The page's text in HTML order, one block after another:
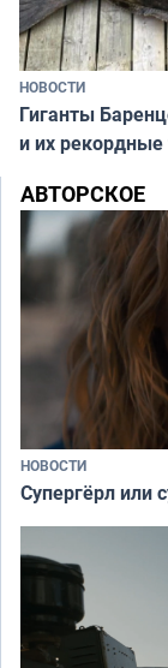
НОВОСТИ
Гиганты
и их
АВТОРСКОЕ
НОВОСТИ
Супергёрл или